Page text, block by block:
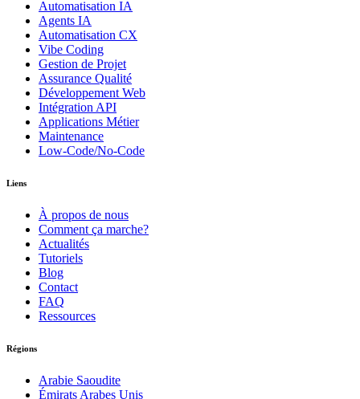
Automatisation IA
Agents IA
Automatisation CX
Vibe Coding
Gestion de Projet
Assurance Qualité
Développement Web
Intégration API
Applications Métier
Maintenance
Low-Code/No-Code
Liens
À propos de nous
Comment ça marche?
Actualités
Tutoriels
Blog
Contact
FAQ
Ressources
Régions
Arabie Saoudite
Émirats Arabes Unis